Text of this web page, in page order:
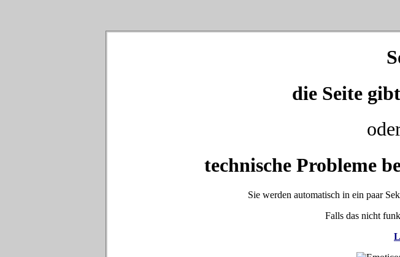
die Seite
technische Probleme
Sie werden automatisch in ein paar
Falls das nicht